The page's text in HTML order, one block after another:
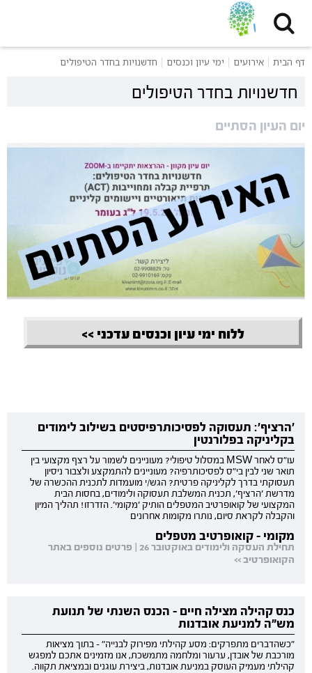
דף הבית אירועים ימי עיון וכנסים חדשנויות בחדר הטיפולים
חדשנויות בחדר הטיפולים
יום העיון הסתיים
ללוח ימי עיון וכנסים עדכני >>
'הרציף': תעסוקה לפסיכותרפיסטים בשילוב לימודים
בקליניקה בפלורנטין
עו"ס לאחר MSW במסלול טיפולי? מעוניינים לשמור על רצף מקצועי בין
תואר שני לבין בי"ס לפסיכותרפיה? מעוניינים להתמקצע ולצבור ניסיון
תעסוקתי בדרך לקליניקה פרטית? הגש/י מועמדות לתכנית ההכשרה של
מדרשת 'הרציף', תכנית המשלבת תעסוקה ולימודים, בחסות הבית
המקצועי של קואופרטיב המטפלים הותיק 'מקומי'. הזדרזו! תהליך המיון
והקבלה לקראת סיום, נותרו מקומות אחרונים
מקומי - קואופרטיב מטפלים
תחילת העסקה ולימודים באוקטובר 26 | פרטים נוספים באתר
הקואופרטיב >>
כנס קהילה מצילה חיים - הכנס השנתי של תנועת
מש"ה למניעת אובדנות
"כשהדברים מתפרקים: מסע קהילתי מפירוק לבנייה" - בתוך מציאות
מורכבת של אובדן, ערעור ומלחמה מתמשכת, אנו מזמינים אתכם למפגש
קהילתי מעמיק העוסק במניעת אובדנות, ביצירת עוגנים ובמציאת תקווה.